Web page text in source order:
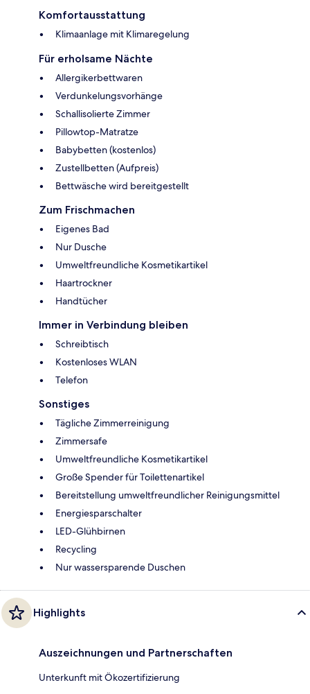
Komfortausstattung
Klimaanlage mit Klimaregelung
Für erholsame Nächte
Allergikerbettwaren
Verdunkelungsvorhänge
Schallisolierte Zimmer
Pillowtop-Matratze
Babybetten (kostenlos)
Zustellbetten (Aufpreis)
Bettwäsche wird bereitgestellt
Zum Frischmachen
Eigenes Bad
Nur Dusche
Umweltfreundliche Kosmetikartikel
Haartrockner
Handtücher
Immer in Verbindung bleiben
Schreibtisch
Kostenloses WLAN
Telefon
Sonstiges
Tägliche Zimmerreinigung
Zimmersafe
Umweltfreundliche Kosmetikartikel
Große Spender für Toilettenartikel
Bereitstellung umweltfreundlicher Reinigungsmittel
Energiesparschalter
LED-Glühbirnen
Recycling
Nur wassersparende Duschen
Highlights
Auszeichnungen und Partnerschaften
Unterkunft mit Ökozertifizierung